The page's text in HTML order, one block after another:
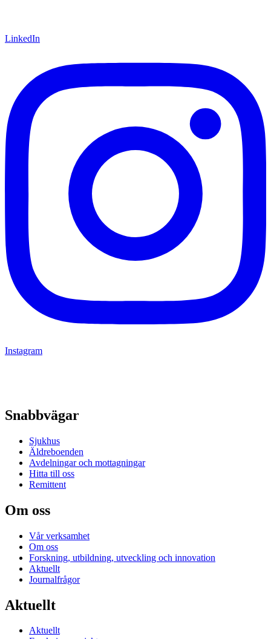
LinkedIn
Instagram
Snabbvägar
Sjukhus
Äldreboenden
Avdelningar och mottagningar
Hitta till oss
Remittent
Om oss
Vår verksamhet
Om oss
Forskning, utbildning, utveckling och innovation
Aktuellt
Journalfrågor
Aktuellt
Aktuellt